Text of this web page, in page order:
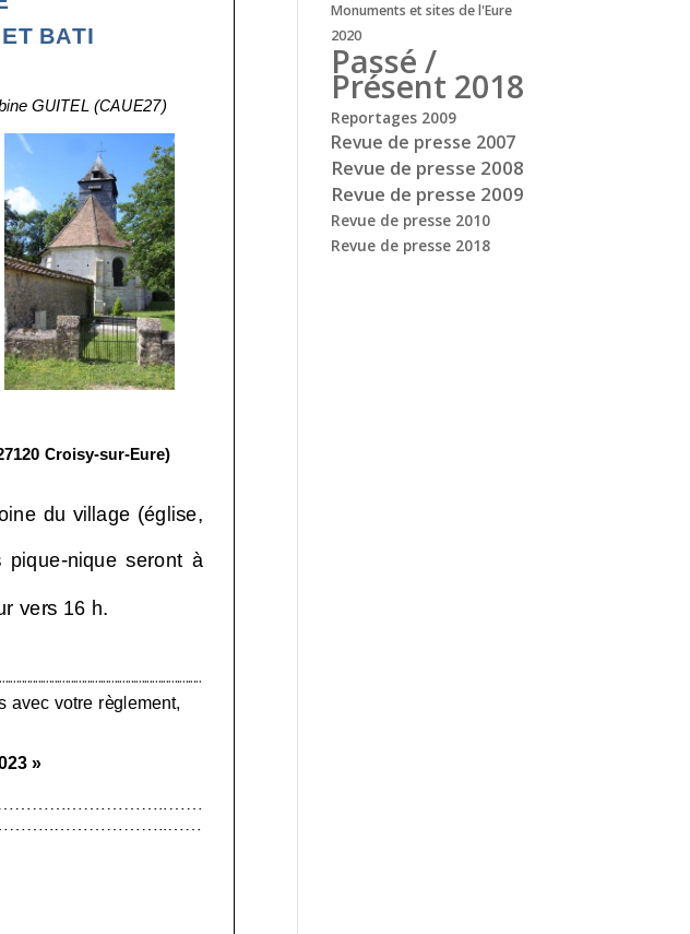
Monuments et sites de l'Eure
2020
Passé /
Présent 2018
Reportages 2009
Revue de presse 2007
Revue de presse 2008
Revue de presse 2009
Revue de presse 2010
Revue de presse 2018